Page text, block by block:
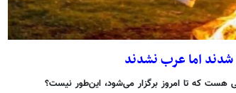
شدند اما عرب نشدند
هست که تا امروز برگزار می‌شود، این‌طور نیست؟